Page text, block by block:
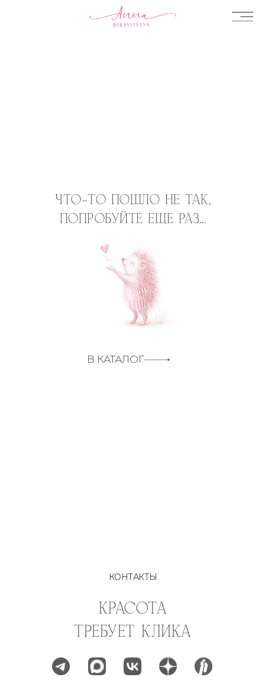
В КАТАЛОГ
ЧТО-ТО ПОШЛО НЕ ТАК,
ПОПРОБУЙТЕ ЕЩЕ РАЗ...
КОНТАКТЫ
КРАСОТА
ТРЕБУЕТ КЛИКА